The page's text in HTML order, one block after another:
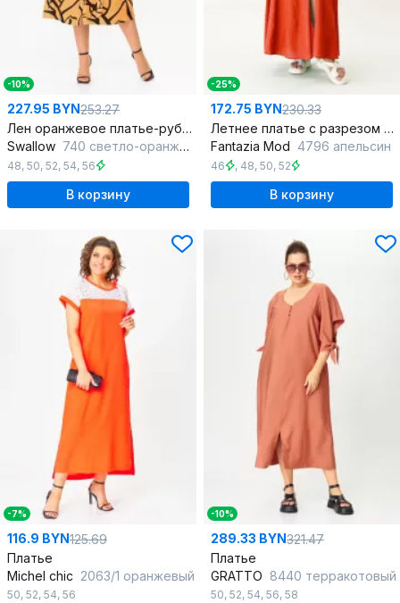
-10%
227.95 BYN253.27
Лен оранжевое платье-рубашка с расклешением и карманами
Swallow 740 светло-оранжевый/чёрный_принт
48, 50, 52, 54, 56
В корзину
-25%
172.75 BYN230.33
Летнее платье с разрезом и асимметричным кроем
Fantazia Mod 4796 апельсин
46 , 48, 50, 52
В корзину
-7%
116.9 BYN125.69
Платье
Michel chic 2063/1 оранжевый
50, 52, 54, 56
-10%
289.33 BYN321.47
Платье
GRATTO 8440 терракотовый
50, 52, 54, 56, 58